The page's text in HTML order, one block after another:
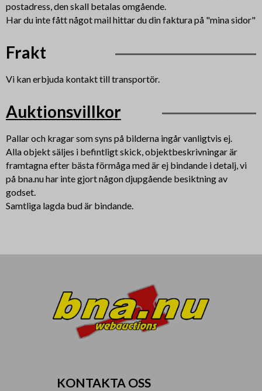
postadress, den skall betalas omgående.
Har du inte fått något mail hittar du din faktura på "mina sidor"
Frakt
Vi kan erbjuda kontakt till transportör.
Auktionsvillkor
Pallar och kragar som syns på bilderna ingår vanligtvis ej.
Alla objekt säljes i befintligt skick, objektbeskrivningar är
framtagna efter bästa förmåga med är ej bindande i detalj, vi
på bna.nu har inte gjort någon djupgående besiktning av
godset.
Samtliga lagda bud är bindande.
KONTAKTA OSS